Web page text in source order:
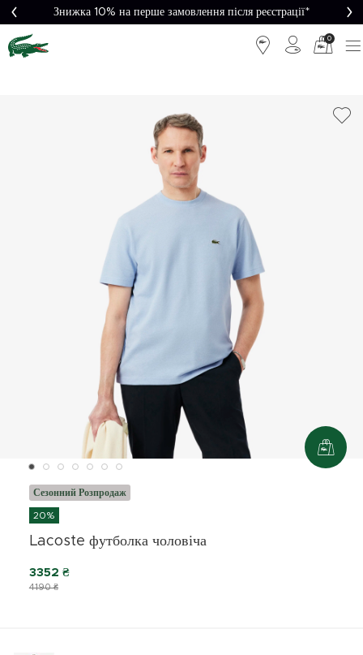
Знижка 10% на перше замовлення після реєстрації*
0
Сезонний Розпродаж
20%
Lacoste футболка чоловіча
4190 ₴
3352 ₴
Безкоштовна
доставка від
5000₴*